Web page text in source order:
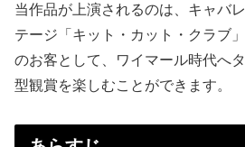
当作品が上演されるのは、キャバ
テージ「キット・カット・クラブ
のお客として、ワイマール時代へ
型観賞を楽しむことができます。